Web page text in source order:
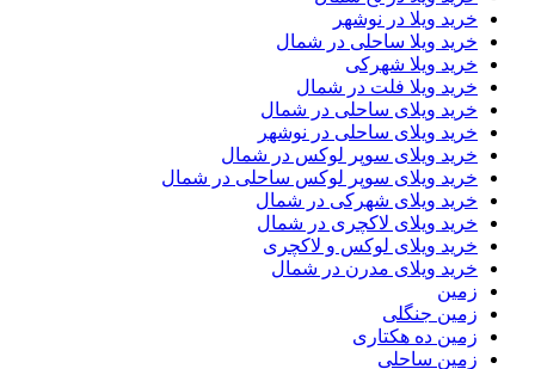
خرید ویلا در نوشهر
خرید ویلا ساحلی در شمال
خرید ویلا شهرکی
خرید ویلا فلت در شمال
خرید ویلای ساحلی در شمال
خرید ویلای ساحلی در نوشهر
خرید ویلای سوپر لوکس در شمال
خرید ویلای سوپر لوکس ساحلی در شمال
خرید ویلای شهرکی در شمال
خرید ویلای لاکچری در شمال
خرید ویلای لوکس و لاکچری
خرید ویلای مدرن در شمال
زمین
زمین جنگلی
زمین ده هکتاری
زمین ساحلی